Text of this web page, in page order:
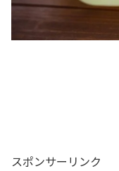
スポンサーリンク